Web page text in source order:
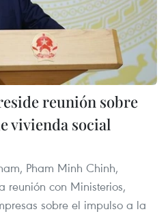
reunión sobre
vivienda social
Pham Minh Chinh,
reunión con Ministerios,
sobre el impulso a la